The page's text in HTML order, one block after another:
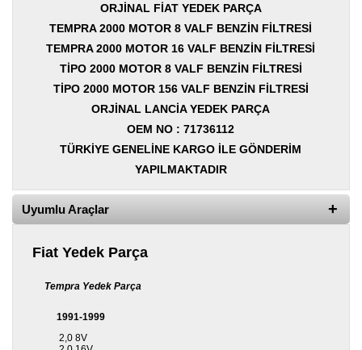
Ampül
Çeşitleri
Dacia
ORJİNAL FİAT YEDEK PARÇA
TEMPRA 2000 MOTOR 8 VALF BENZİN FİLTRESİ
TEMPRA 2000 MOTOR 16 VALF BENZİN FİLTRESİ
TİPO 2000 MOTOR 8 VALF BENZİN FİLTRESİ
TİPO 2000 MOTOR 156 VALF BENZİN FİLTRESİ
ORJİNAL LANCİA YEDEK PARÇA
OEM NO : 71736112
TÜRKİYE GENELİNE KARGO İLE GÖNDERİM
YAPILMAKTADIR
Uyumlu Araçlar
Fiat Yedek Parça
Tempra Yedek Parça
1991-1999
2,0 8V